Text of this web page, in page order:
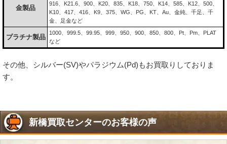
金製品
916、K21.6、900、K20、835、K18、750、K14、585、K12、500、
K10、417、416、K9、375、WG、PG、KT、Au、金純、千足、千
金、足金など
プラチナ製品
1000、999.5、99.95、999、950、900、850、800、Pt、Pm、PLAT
など
その他、シルバー(SV)やパラジウム(Pd)もお買取りしておりま
す。
新橋買取センターのお客様の声